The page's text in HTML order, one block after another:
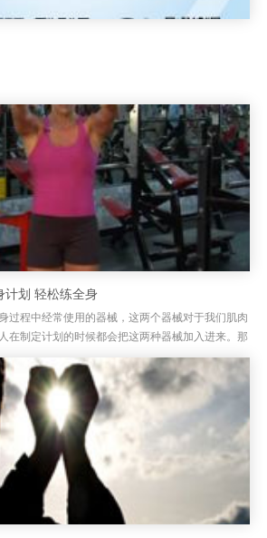
计划 轻松练全身
过程中经常使用的器械，这两个器械对于我们肌肉
在制定计划的时候都会把这两种器械加入进来。那
铃健身计划，大家一起去看看吧！ 星期一：...